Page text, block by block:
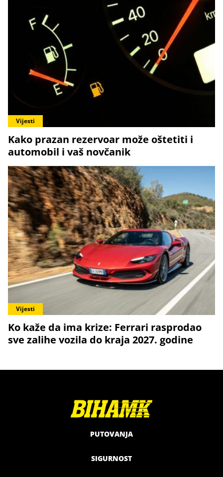
Vijesti
Kako prazan rezervoar može oštetiti i
automobil i vaš novčanik
Vijesti
Ko kaže da ima krize: Ferrari rasprodao
sve zalihe vozila do kraja 2027. godine
PUTOVANJA
SIGURNOST